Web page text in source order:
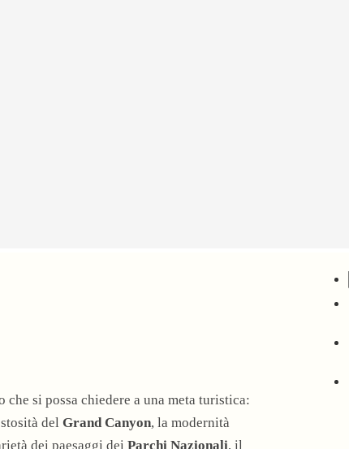
si possa chiedere a una meta turistica:
del Grand Canyon, la modernità
dei paesaggi dei Parchi Nazionali, il